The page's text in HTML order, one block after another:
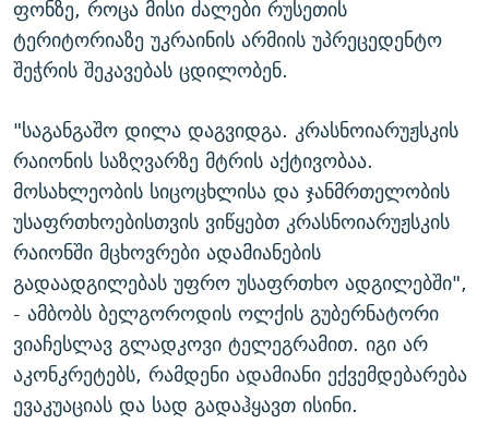
ფონზე, როცა მისი ძალები რუსეთის
ტერიტორიაზე უკრაინის არმიის უპრეცედენტო
შეჭრის შეკავებას ცდილობენ.
"საგანგაშო დილა დაგვიდგა. კრასნოიარუჟსკის
რაიონის საზღვარზე მტრის აქტივობაა.
მოსახლეობის სიცოცხლისა და ჯანმრთელობის
უსაფრთხოებისთვის ვიწყებთ კრასნოიარუჟსკის
რაიონში მცხოვრები ადამიანების
გადაადგილებას უფრო უსაფრთხო ადგილებში",
- ამბობს ბელგოროდის ოლქის გუბერნატორი
ვიაჩესლავ გლადკოვი ტელეგრამით. იგი არ
აკონკრეტებს, რამდენი ადამიანი ექვემდებარება
ევაკუაციას და სად გადაჰყავთ ისინი.